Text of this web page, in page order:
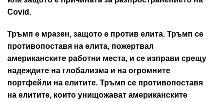
Covid.
Тръмп е мразен, защото е против елита. Тръмп се
противопоставя на елита, пожертвал
американските работни места, и се изправи срещу
надеждите на глобализма и на огромните
портфейли на елитите. Тръмп се противопоставя
на елитите, които унищожават американските